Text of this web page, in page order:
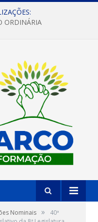
ORDINÁRIA
Nominais »
40ª